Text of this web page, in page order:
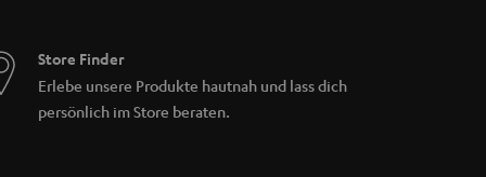
über einen WLAN-Adapter und ermöglicht
Power Editionen im Angebot. Bei
Store Finder
Erlebe unsere Produkte hautnah und lass dich
persönlich im Store beraten.